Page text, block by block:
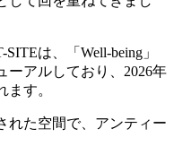
は、「Well-being」
ーアルしており、2026年
す。
れた空間で、アンティー